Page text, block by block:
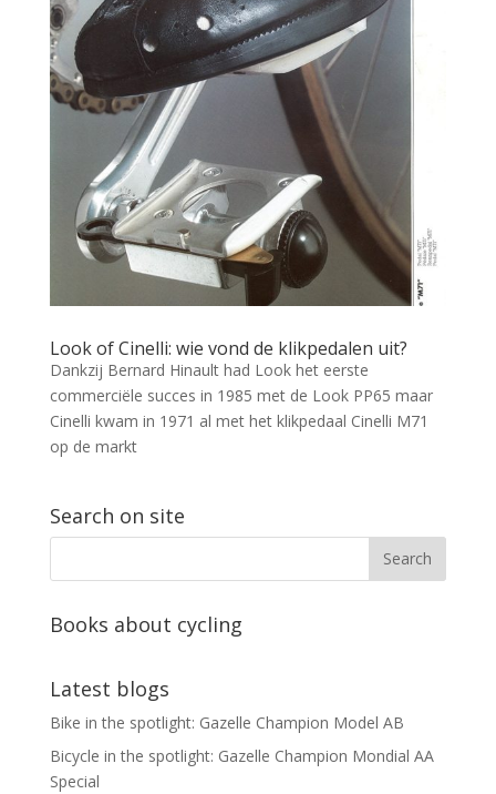
Look of Cinelli: wie vond de klikpedalen uit?
Dankzij Bernard Hinault had Look het eerste
commerciële succes in 1985 met de Look PP65 maar
Cinelli kwam in 1971 al met het klikpedaal Cinelli M71
op de markt
Search on site
Books about cycling
Latest blogs
Bike in the spotlight: Gazelle Champion Model AB
Bicycle in the spotlight: Gazelle Champion Mondial AA
Special